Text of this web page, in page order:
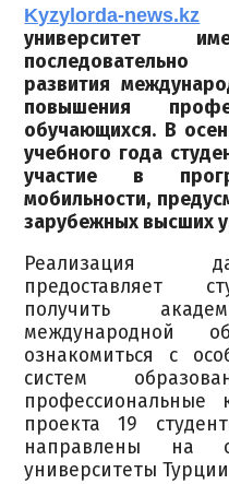
Kyzylorda-news.kz
университет
развития
повышения
обучающихся. В
учебного года
участие в
мобильности,
зарубежных высших
Реализация
предоставляет
получить
международной
ознакомиться с
систем
проекта 19
направлены на
университеты